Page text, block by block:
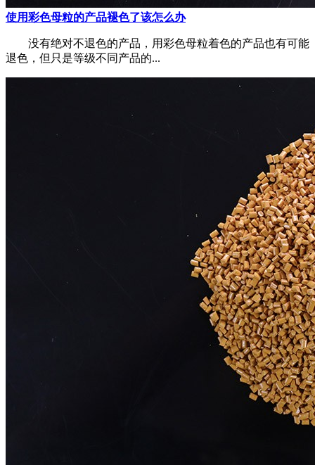
使用彩色母粒的产品褪色了该怎么办
没有绝对不退色的产品，用彩色母粒着色的产品也有可能
退色，但只是等级不同产品的...